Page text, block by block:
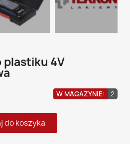
plastiku 4V
W MAGAZYNIE: 2
do koszyka